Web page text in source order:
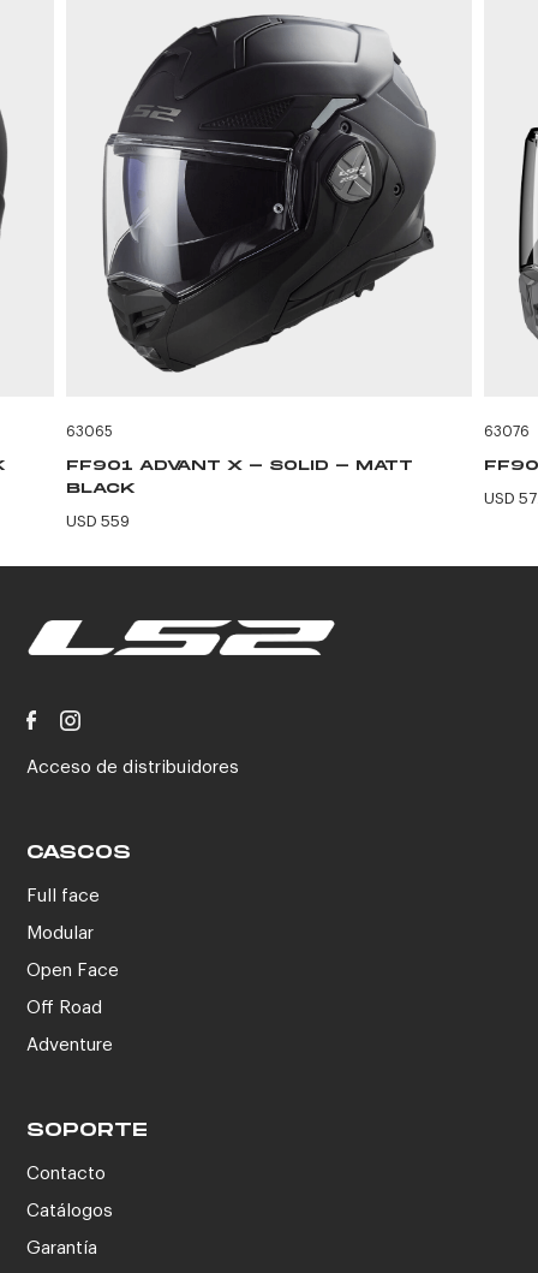
63065
FF901 ADVANT X - SOLID - MATT
BLACK
USD 559
63076
USD
Acceso de distribuidores
CASCOS
Full face
Modular
Open Face
Off Road
Adventure
SOPORTE
Contacto
Catálogos
Garantía